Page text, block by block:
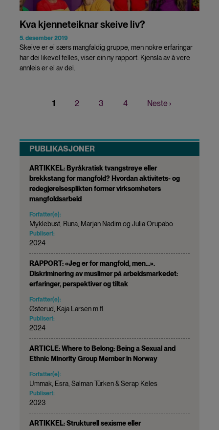
Kva kjenneteiknar skeive liv?
5. desember 2019
Skeive er ei særs mangfaldig gruppe, men nokre erfaringar
har dei likevel felles, viser ein ny rapport. Kjensla av å vere
annleis er ei av dei.
Nåværende
1 Page
2 Page
3 Page
4
Neste
Neste ›
PUBLIKASJONER
ARTIKKEL: Byråkratisk tvangstrøye eller
brekkstang for mangfold? Hvordan aktivitets- og
redegjørelsesplikten former virksomheters
mangfoldsarbeid
Forfatter(e):
Myklebust, Runa, Marjan Nadim og Julia Orupabo
Publisert:
2024
RAPPORT: «Jeg er for mangfold, men…».
Diskriminering av muslimer på arbeidsmarkedet:
erfaringer, perspektiver og tiltak
Forfatter(e):
Østerud, Kaja Larsen m.fl.
Publisert:
2024
ARTICLE: Where to Belong: Being a Sexual and
Ethnic Minority Group Member in Norway
Forfatter(e):
Ummak, Esra, Salman Türken & Serap Keles
Publisert:
2023
ARTIKKEL: Strukturell sexisme eller